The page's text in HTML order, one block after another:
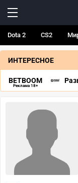
Dota 2 CS2
ИНТЕРЕСНОЕ
BETBOOM
Реклама 18+